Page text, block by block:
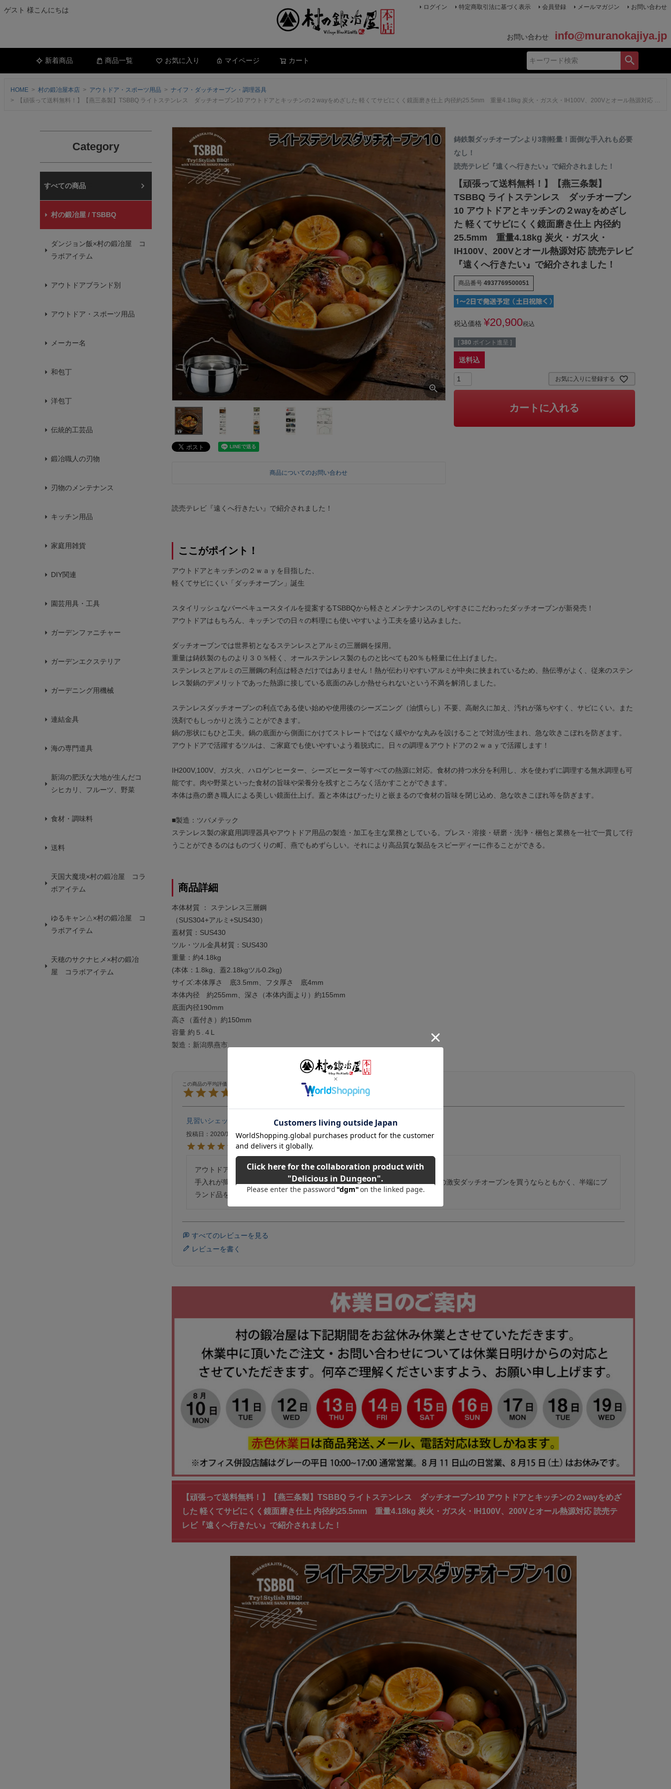
ゲスト 様こんにちは ログイン 特定商取引法に基づく表示 会員登録 メールマガジン お問い合わせ
お問い合わせ info@muranokajiya.jp
新着商品 商品一覧 お気に入り マイページ カート
HOME 村の鍛冶屋本店 アウトドア・スポーツ用品
ナイフ・ダッチオーブン・調理器具
【頑張って送料無料！】【燕三条製】TSBBQ ライトステンレス ダッチオーブン10 アウトドアとキッチンの２wayをめざした 軽くてサビにくく鏡面磨き仕上 内径約25.5mm 重量4.18kg 炭火・ガス火・IH100V、200Vとオール熱源対応 読売テレビ『遠くへ行きたい』で紹介されました！
Category
村の鍛冶屋本店
村の鍛冶屋 / TSBBQ
ダンジョン飯×村の鍛冶屋 コ
ラボアイテム
アウトドアブランド別
アウトドア・スポーツ用品
メーカー名
和包丁
洋包丁
伝統的工芸品
鍛冶職人の刃物
刃物のメンテナンス
キッチン用品
家庭用雑貨
DIY関連
園芸用具・工具
ガーデンファニチャー
ガーデンエクステリア
ガーデニング用機械
連結金具
海の専門道具
新潟の肥沃な大地が生んだコ
シヒカリ、フルーツ、野菜
食材・調味料
送料
天国大魔境×村の鍛冶屋 コラ
ボアイテム
ゆるキャン△×村の鍛冶屋 コ
ラボアイテム
天穂のサクナヒメ×村の鍛冶
屋 コラボアイテム
商品についてのお問い合わせ
鋳鉄製ダッチオーブンより3割軽量！面倒な手入れも必要
なし！
読売テレビ『遠くへ行きたい』で紹介されました！
【頑張って送料無料！】【燕三条製】
TSBBQ ライトステンレス ダッチオーブン
10 アウトドアとキッチンの２wayをめざし
た 軽くてサビにくく鏡面磨き仕上 内径約
25.5mm 重量4.18kg 炭火・ガス火・
IH100V、200Vとオール熱源対応 読売テレビ
『遠くへ行きたい』で紹介されました！
商品番号 4937769500051
税込価格 ¥20,900税込
[ 380 ポイント進呈 ]
送料込
お気に入りに登録する
カートに入れる
読売テレビ『遠くへ行きたい』で紹介されました！
ここがポイント！
アウトドアとキッチンの２ｗａｙを目指した、
軽くてサビにくい「ダッチオーブン」誕生
スタイリッシュなバーベキュースタイルを提案するTSBBQから軽さとメンテナンスのしやすさにこだわったダッチオーブンが新発売！
アウトドアはもちろん、キッチンでの日々の料理にも使いやすいよう工夫を盛り込みました。
ダッチオーブンでは世界初となるステンレスとアルミの三層鋼を採用。
重量は鋳鉄製のものより３０％軽く、オールステンレス製のものと比べても20％も軽量に仕上げました。
ステンレスとアルミの三層鋼の利点は軽さだけではありません！熱が伝わりやすいアルミが中央に挟まれているため、熱伝導がよく、従来のステン
レス製鍋のデメリットであった熱源に接している底面のみしか熱せられないという不満を解消しました。
ステンレスダッチオーブンの利点である使い始めや使用後のシーズニング（油慣らし）不要、高耐久に加え、汚れが落ちやすく、サビにくい。また
洗剤でもしっかりと洗うことができます。
鍋の形状にもひと工夫。鍋の底面から側面にかけてストレートではなく緩やかな丸みを設けることで対流が生まれ、急な吹きこぼれを防ぎます。
アウトドアで活躍するツルは、ご家庭でも使いやすいよう着脱式に。日々の調理＆アウトドアの２ｗａｙで活躍します！
IH200V,100V、ガス火、ハロゲンヒーター、シーズヒーター等すべての熱源に対応。食材の持つ水分を利用し、水を使わずに調理する無水調理も可
能です。肉や野菜といった食材の旨味や栄養分を残すところなく活かすことができます。
本体は燕の磨き職人による美しい鏡面仕上げ。蓋と本体はぴったりと嵌まるので食材の旨味を閉じ込め、急な吹きこぼれ等を防ぎます。
■製造：ツバメテック
ステンレス製の家庭用調理器具やアウトドア用品の製造・加工を主な業務としている。プレス・溶接・研磨・洗浄・梱包と業務を一社で一貫して行
うことができるのはものづくりの町、燕でもめずらしい。それにより高品質な製品をスピーディーに作ることができる。
商品詳細
本体材質 ： ステンレス三層鋼
（SUS304+アルミ+SUS430）
蓋材質：SUS430
ツル・ツル金具材質：SUS430
重量：約4.18kg
(本体：1.8kg、蓋2.18kgツル0.2kg)
サイズ:本体厚さ 底3.5mm、フタ厚さ 底4mm
本体内径 約255mm、深さ（本体内面より）約155mm
底面内径190mm
高さ（蓋付き）約150mm
容量 約５.４L
製造：新潟県燕市
見習いシェッフ 購入者
非公開
投稿日
2020/11/14
アウトドア＆キッチンで一通り使いましたが最高に気に入っています。
手入れが簡単、軽い、熱伝導ヨシで完全に他社製品の上位互換。ノーブランドの激安ダッチオーブンを買うならともかく、半端にブ
すべてのレビューを見る
レビューを書く
【頑張って送料無料！】【燕三条製】TSBBQ ライトステンレス ダッチオーブン10 アウトドアとキッチンの２wayをめざ
した 軽くてサビにくく鏡面磨き仕上 内径約25.5mm 重量4.18kg 炭火・ガス火・IH100V、200Vとオール熱源対応 読売テ
レビ『遠くへ行きたい』で紹介されました！